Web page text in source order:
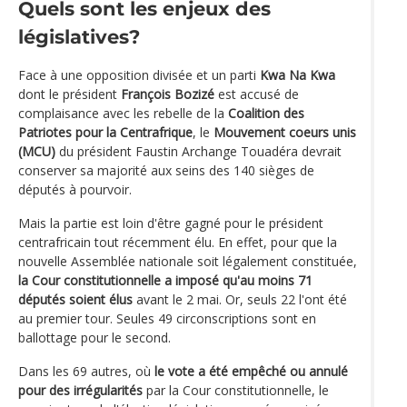
Quels sont les enjeux des
législatives?
Face à une opposition divisée et un parti Kwa Na Kwa
dont le président François Bozizé est accusé de
complaisance avec les rebelle de la Coalition des
Patriotes pour la Centrafrique, le Mouvement coeurs unis
(MCU) du président Faustin Archange Touadéra devrait
conserver sa majorité aux seins des 140 sièges de
députés à pourvoir.
Mais la partie est loin d'être gagné pour le président
centrafricain tout récemment élu. En effet, pour que la
nouvelle Assemblée nationale soit légalement constituée,
la Cour constitutionnelle a imposé qu'au moins 71
députés soient élus avant le 2 mai. Or, seuls 22 l'ont été
au premier tour. Seules 49 circonscriptions sont en
ballottage pour le second.
Dans les 69 autres, où le vote a été empêché ou annulé
pour des irrégularités par la Cour constitutionnelle, le